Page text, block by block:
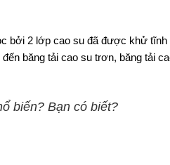
bởi 2 lớp cao su đã được khử tĩnh
băng tải cao su trơn, băng tải
biến? Bạn có biết?